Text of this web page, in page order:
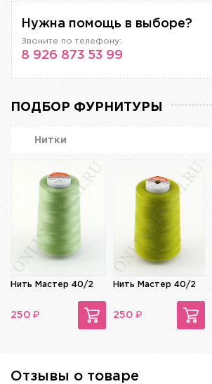
Нужна помощь в выборе?
Звоните по телефону:
8 926 873 53 99
ПОДБОР ФУРНИТУРЫ
Нитки
Нить Мастер 40/2
250 ₽
Нить Мастер 40/2
250 ₽
Отзывы о товаре